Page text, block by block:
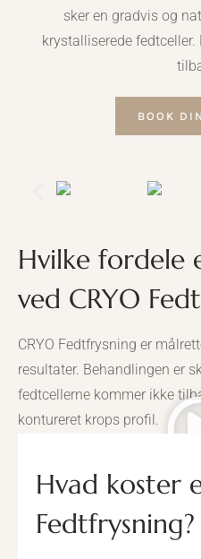
sker en gradvis og
krystalliserede
BOOK
Hvilke fordele
ved CRYO
CRYO Fedtfrysning er
resultater. Behandlingen er
fedtcellerne kommer ikke
kontureret krops profil.
Hvad koster en CRYO
Fedtfrysning?